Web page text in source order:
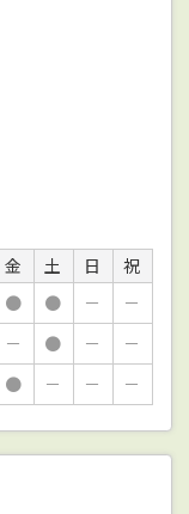
金 土 日
祝
● ● －
－
－ ● －
－
● － － －